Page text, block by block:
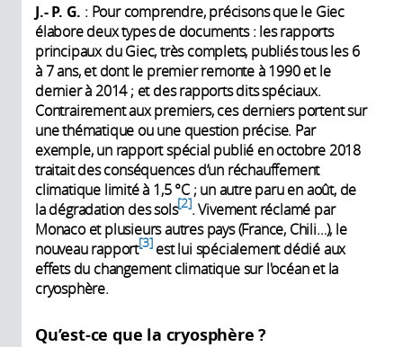
J.- P. G. : Pour comprendre, précisons que le Giec
élabore deux types de documents : les rapports
principaux du Giec, très complets, publiés tous les 6
à 7 ans, et dont le premier remonte à 1990 et le
dernier à 2014 ; et des rapports dits spéciaux.
Contrairement aux premiers, ces derniers portent sur
une thématique ou une question précise. Par
exemple, un rapport spécial publié en octobre 2018
traitait des conséquences d’un réchauffement
climatique limité à 1,5 °C ; un autre paru en août, de
la dégradation des sols 2 . Vivement réclamé par
Monaco et plusieurs autres pays (France, Chili…), le
nouveau rapport 3 est lui spécialement dédié aux
effets du changement climatique sur l'océan et la
cryosphère.
Qu’est-ce que la cryosphère ?